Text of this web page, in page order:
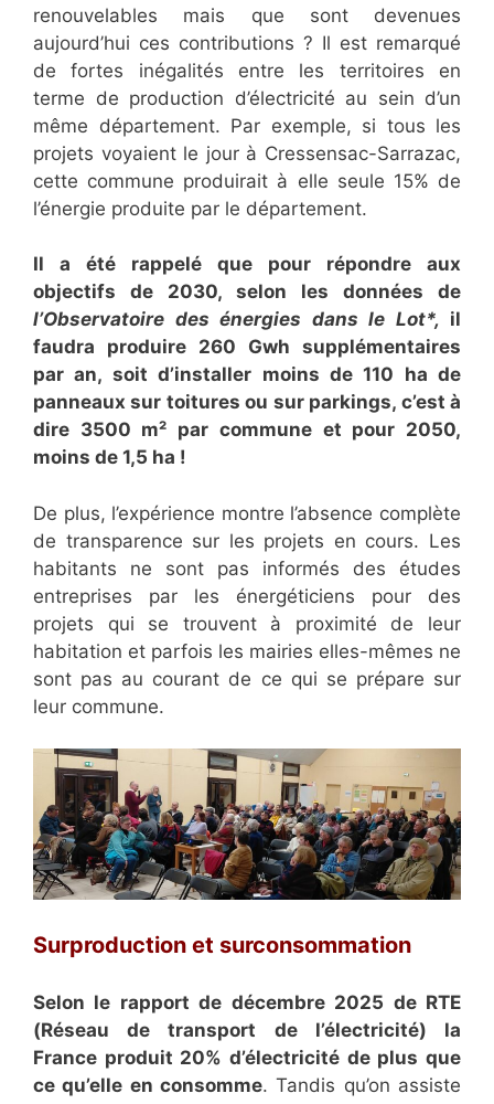
renouvelables mais que sont devenues
aujourd’hui ces contributions ? Il est remarqué
de fortes inégalités entre les territoires en
terme de production d’électricité au sein d’un
même département. Par exemple, si tous les
projets voyaient le jour à Cressensac-Sarrazac,
cette commune produirait à elle seule 15% de
l’énergie produite par le département.
Il a été rappelé que pour répondre aux
objectifs de 2030, selon les données de
l’Observatoire des énergies dans le Lot*, il
faudra produire 260 Gwh supplémentaires
par an, soit d’installer moins de 110 ha de
panneaux sur toitures ou sur parkings, c’est à
dire 3500 m² par commune et pour 2050,
moins de 1,5 ha !
De plus, l’expérience montre l’absence complète
de transparence sur les projets en cours. Les
habitants ne sont pas informés des études
entreprises par les énergéticiens pour des
projets qui se trouvent à proximité de leur
habitation et parfois les mairies elles-mêmes ne
sont pas au courant de ce qui se prépare sur
leur commune.
Surproduction et surconsommation
Selon le rapport de décembre 2025 de RTE
(Réseau de transport de l’électricité) la
France produit 20% d’électricité de plus que
ce qu’elle en consomme. Tandis qu’on assiste